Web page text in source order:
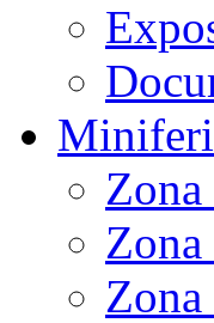
Zona
Zona
Zona